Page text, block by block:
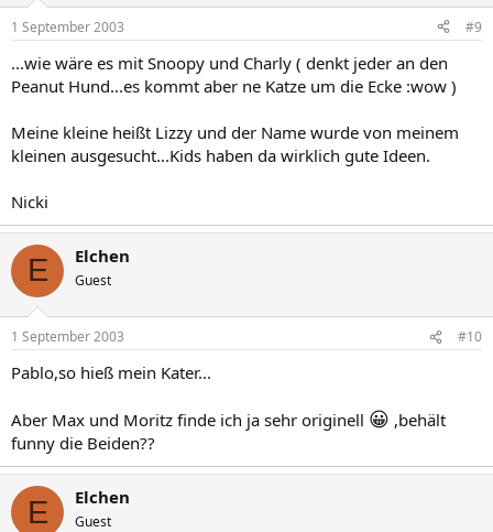
1 September 2003 #9
...wie wäre es mit Snoopy und Charly ( denkt jeder an den
Peanut Hund...es kommt aber ne Katze um die Ecke :wow )
Meine kleine heißt Lizzy und der Name wurde von meinem
kleinen ausgesucht...Kids haben da wirklich gute Ideen.
Nicki
E Elchen
Guest
1 September 2003 #10
Pablo,so hieß mein Kater...
Aber Max und Moritz finde ich ja sehr originell 😀 ,behält
funny die Beiden??
E Elchen
Guest